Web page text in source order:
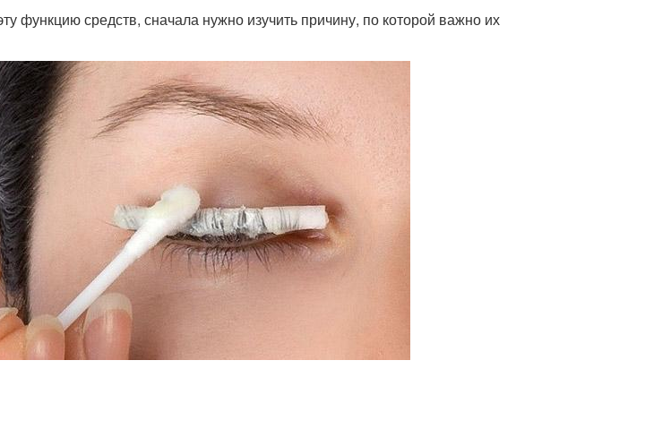
функцию средств, сначала нужно изучить причину, по которой важно их